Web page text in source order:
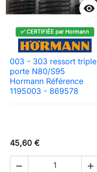

✅ CERTIFIÉE par Hormann
003 - 303 ressort triple
porte N80/S95
Hormann Référence
1195003 - 869578
45,60 €
 